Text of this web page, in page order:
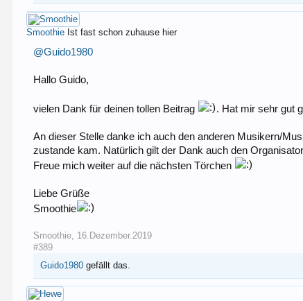
Smoothie Ist fast schon zuhause hier
@Guido1980
Hallo Guido,
vielen Dank für deinen tollen Beitrag . Hat mir sehr gut
An dieser Stelle danke ich auch den anderen Musikern/
zustande kam. Natürlich gilt der Dank auch den
Freue mich weiter auf die nächsten Törchen
Liebe Grüße
Smoothie
Smoothie, 16.Dezember.2019
#389
Guido1980 gefällt das.